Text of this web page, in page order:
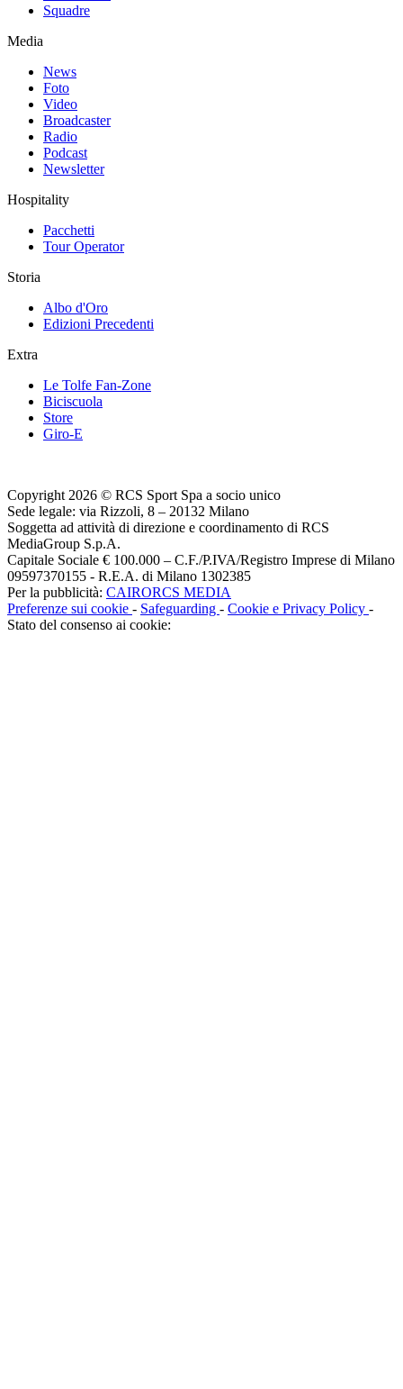
Squadre
Media
News
Foto
Video
Broadcaster
Radio
Podcast
Newsletter
Hospitality
Pacchetti
Tour Operator
Storia
Albo d'Oro
Edizioni Precedenti
Extra
Le Tolfe Fan-Zone
Biciscuola
Store
Giro-E
Copyright 2026 © RCS Sport Spa a socio unico
Sede legale: via Rizzoli, 8 – 20132 Milano
Soggetta ad attività di direzione e coordinamento di RCS
MediaGroup S.p.A.
Capitale Sociale € 100.000 – C.F./P.IVA/Registro Imprese di Milano
09597370155 - R.E.A. di Milano 1302385
Per la pubblicità: CAIRORCS MEDIA
Preferenze sui cookie - Safeguarding - Cookie e Privacy Policy -
Stato del consenso ai cookie: